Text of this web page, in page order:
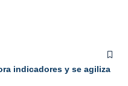
indicadores y se agiliza